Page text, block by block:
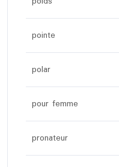
pointe
polar
pour femme
pronateur